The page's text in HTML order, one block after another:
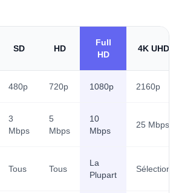
SD HD
Full
HD
4K UHD
480p 720p 1080p 2160p
3
Mbps
5
Mbps
10
Mbps
25 Mbps
Tous Tous
La
Plupart
Sélection